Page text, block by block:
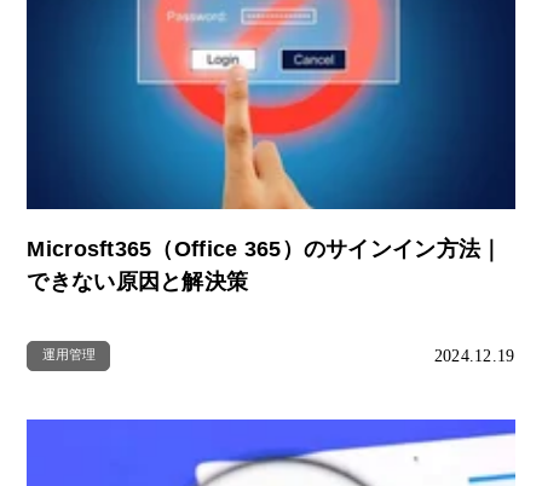
Microsft365（Office 365）のサインイン方法｜
できない原因と解決策
運用管理 2024.12.19